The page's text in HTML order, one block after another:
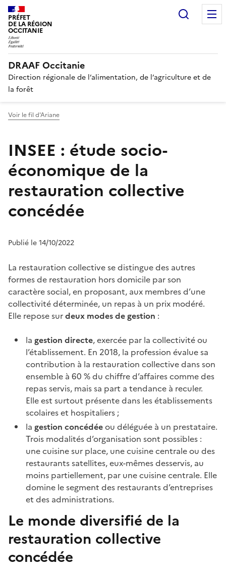
PRÉFET
DE LA RÉGION
OCCITANIE
DRAAF Occitanie
Direction régionale de l’alimentation, de l’agriculture et de
la forêt
Voir le fil d'Ariane
INSEE : étude socio-
économique de la
restauration collective
concédée
Publié le 14/10/2022
La restauration collective se distingue des autres
formes de restauration hors domicile par son
caractère social, en proposant, aux membres d’une
collectivité déterminée, un repas à un prix modéré.
Elle repose surdeux modes de gestion :
la gestion directe, exercée par la collectivité ou
l’établissement. En 2018, la profession évalue sa
contribution à la restauration collective dans son
ensemble à 60 % du chiffre d’affaires comme des
repas servis, mais sa part a tendance à reculer.
Elle est surtout présente dans les établissements
scolaires et hospitaliers ;
la gestion concédéeou déléguée à un prestataire.
Trois modalités d’organisation sont possibles :
une cuisine sur place, une cuisine centrale ou des
restaurants satellites, eux-mêmes desservis, au
moins partiellement, par une cuisine centrale. Elle
domine le segment des restaurants d’entreprises
et des administrations.
Le monde diversifié de la
restauration collective
concédée